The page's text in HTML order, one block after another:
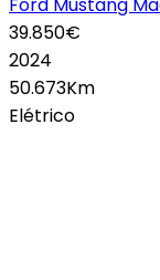
39.850€
2024
50.673Km
Elétrico